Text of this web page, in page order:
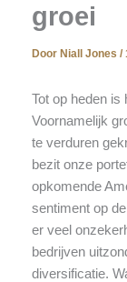
groei
Door Niall Jones /
Tot op heden is
Voornamelijk
te verduren
bezit onze
opkomende
sentiment op
er veel
bedrijven
diversificatie.